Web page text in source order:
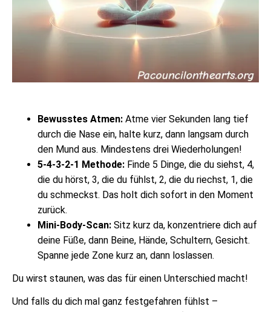
Bewusstes Atmen:Atme vier Sekunden lang tief
durch die Nase ein, halte kurz, dann langsam durch
den Mund aus. Mindestens drei Wiederholungen!
5-4-3-2-1 Methode:Finde 5 Dinge, die du siehst, 4,
die du hörst, 3, die du fühlst, 2, die du riechst, 1, die
du schmeckst. Das holt dich sofort in den Moment
zurück.
Mini-Body-Scan:Sitz kurz da, konzentriere dich auf
deine Füße, dann Beine, Hände, Schultern, Gesicht.
Spanne jede Zone kurz an, dann loslassen.
Du wirst staunen, was das für einen Unterschied macht!
Und falls du dich mal ganz festgefahren fühlst –